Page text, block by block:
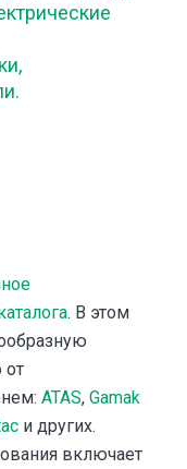
. В этом
от
ATAS, Gamak
и других.
включает